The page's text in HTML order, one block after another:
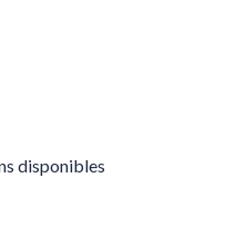
disponibles